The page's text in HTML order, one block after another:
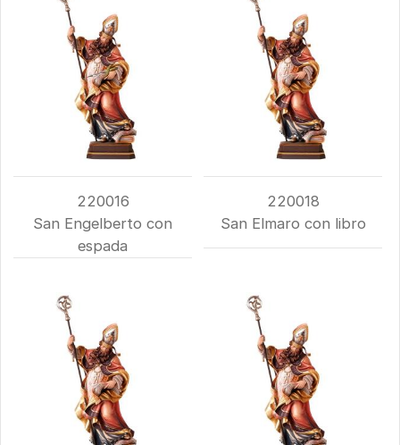
220016
San Engelberto con
espada
220018
San Elmaro con libro